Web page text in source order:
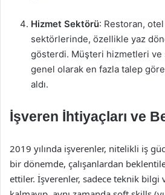
Hizmet Sektörü: Restoran,
sektörlerinde, özellikle yaz
gösterdi. Müşteri hizmetleri ve
genel olarak en fazla talep
aldı.
İşveren İhtiyaçları ve
2019 yılında işverenler, nitelikli iş
bir dönemde, çalışanlardan
ettiler. İşverenler, sadece teknik bilgi